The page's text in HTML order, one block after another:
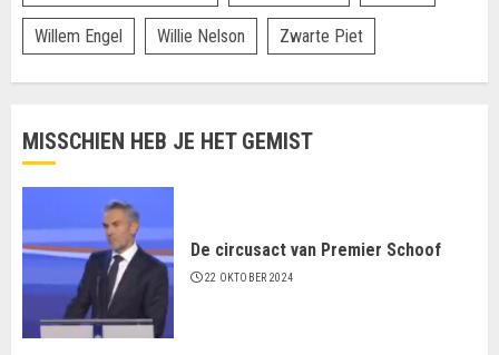
Willem Engel Willie Nelson Zwarte Piet
MISSCHIEN HEB JE HET GEMIST
De circusact van Premier Schoof
22 OKTOBER 2024